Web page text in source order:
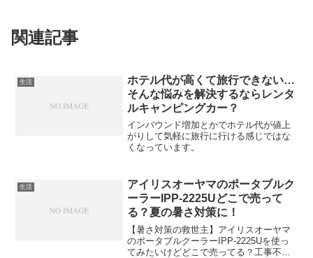
関連記事
生活
ホテル代が高くて旅行できない…
そんな悩みを解決するならレンタ
ルキャンピングカー？
インバウンド増加とかでホテル代が値上
がりして気軽に旅行に行ける感じではな
くなっています。
生活
アイリスオーヤマのポータブルク
ーラーIPP-2225Uどこで売って
る？夏の暑さ対策に！
【暑さ対策の救世主】アイリスオーヤマ
のポータブルクーラーIPP-2225Uを使っ
てみたいけどどこで売ってる？工事不要